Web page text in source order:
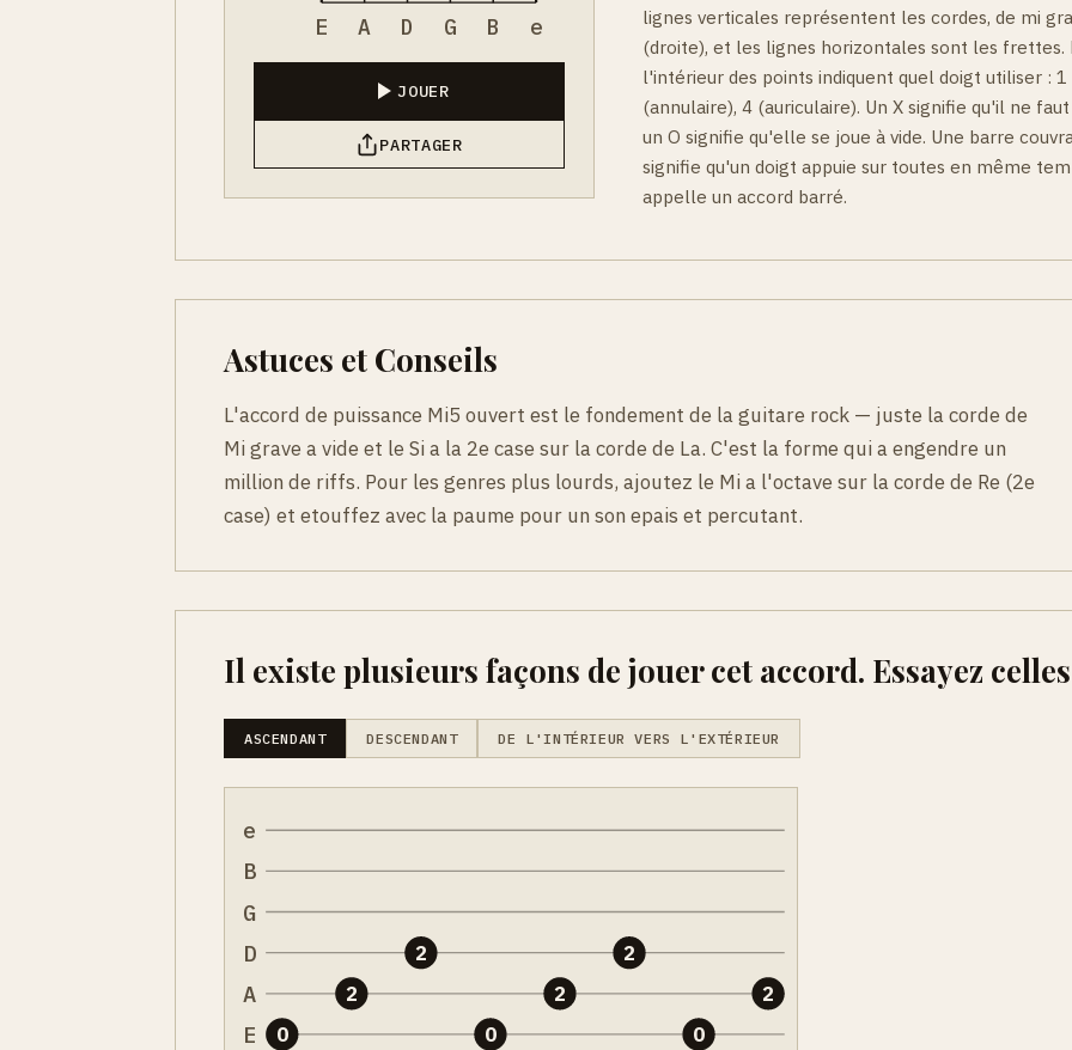
E A D G B e
JOUER
PARTAGER
lignes verticales représentent les cordes, de mi
(droite), et les lignes horizontales sont les frettes.
l'intérieur des points indiquent quel doigt utiliser :
(annulaire), 4 (auriculaire). Un X signifie qu'il ne
un O signifie qu'elle se joue à vide. Une barre
signifie qu'un doigt appuie sur toutes en même
appelle un accord barré.
Astuces et Conseils
L'accord de puissance Mi5 ouvert est le fondement de la guitare rock — juste la corde de
Mi grave a vide et le Si a la 2e case sur la corde de La. C'est la forme qui a engendre un
million de riffs. Pour les genres plus lourds, ajoutez le Mi a l'octave sur la corde de Re (2e
case) et etouffez avec la paume pour un son epais et percutant.
Il existe plusieurs façons de jouer cet accord. Essayez
ASCENDANT DESCENDANT DE L'INTÉRIEUR VERS L'EXTÉRIEUR
e
B
G
D
A
E 0
2
2
0
2
2
0
2